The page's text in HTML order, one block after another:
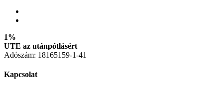
1%
UTE az utánpótlásért
Adószám: 18165159-1-41
Kapcsolat